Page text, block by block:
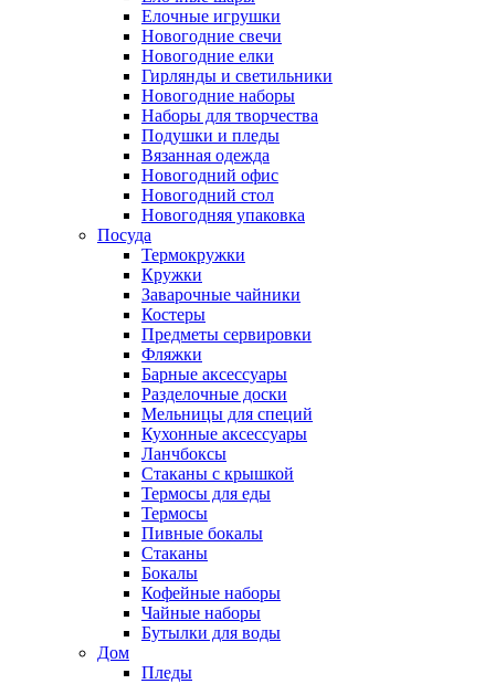
Елочные игрушки
Новогодние свечи
Новогодние елки
Гирлянды и светильники
Новогодние наборы
Наборы для творчества
Подушки и пледы
Вязанная одежда
Новогодний офис
Новогодний стол
Новогодняя упаковка
Посуда
Термокружки
Кружки
Заварочные чайники
Костеры
Предметы сервировки
Фляжки
Барные аксессуары
Разделочные доски
Мельницы для специй
Кухонные аксессуары
Ланчбоксы
Стаканы с крышкой
Термосы для еды
Термосы
Пивные бокалы
Стаканы
Бокалы
Кофейные наборы
Чайные наборы
Бутылки для воды
Дом
Пледы